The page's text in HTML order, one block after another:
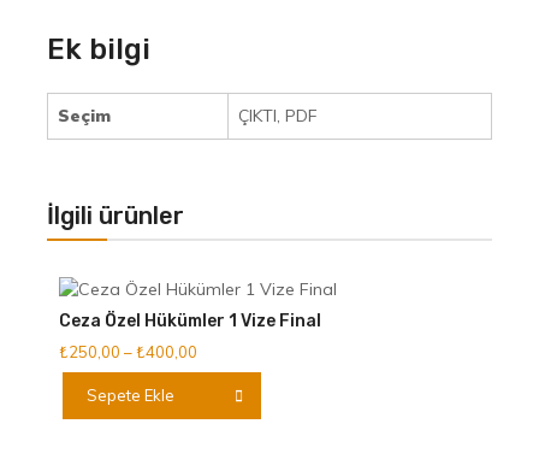
Ek bilgi
Seçim ÇIKTI, PDF
İlgili ürünler
Ceza Özel Hükümler 1 Vize Final
₺250,00 –₺400,00Fiyat
aralığı:
₺250,00
-
Sepete Ekle